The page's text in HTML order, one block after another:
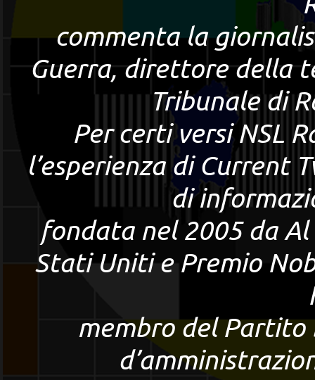
commenta la
Guerra, direttore della
Tribunale di
Per certi versi NSL
l’esperienza di Current
di
fondata nel 2005 da
Stati Uniti e Premio
membro del Partito